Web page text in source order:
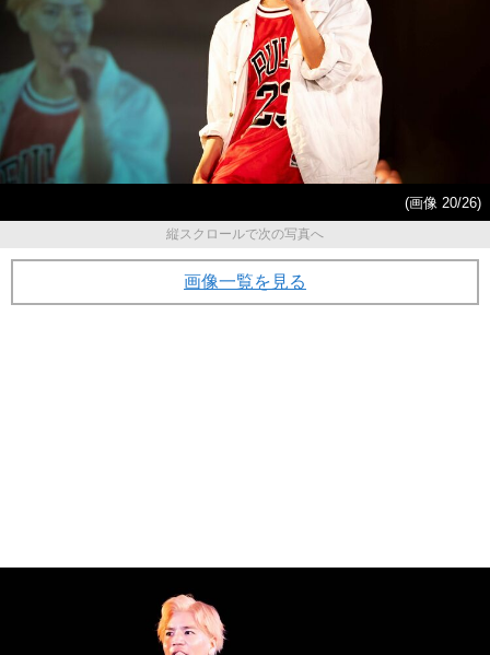
(画像 20/26)
縦スクロールで次の写真へ
画像一覧を見る